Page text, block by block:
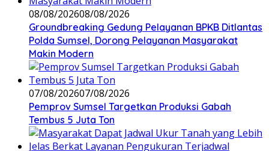
08/08/202608/08/2026
Groundbreaking Gedung Pelayanan BPKB Ditlantas
Polda Sumsel, Dorong Pelayanan Masyarakat
Makin Modern
07/08/202607/08/2026
Pemprov Sumsel Targetkan Produksi Gabah
Tembus 5 Juta Ton